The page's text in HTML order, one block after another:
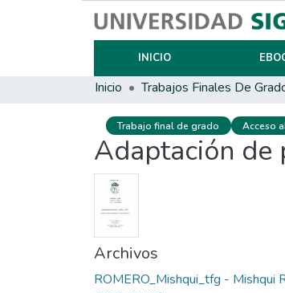
INICIO
Inicio
Trabajo final de grado Acceso
Adaptación de
Archivos
ROMERO_Mishqui_tfg - Mishqui